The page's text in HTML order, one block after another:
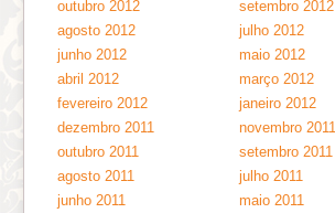
outubro 2012
setembro 2012
agosto 2012
julho 2012
junho 2012
maio 2012
abril 2012
março 2012
fevereiro 2012
janeiro 2012
dezembro 2011
novembro 2011
outubro 2011
setembro 2011
agosto 2011
julho 2011
junho 2011
maio 2011